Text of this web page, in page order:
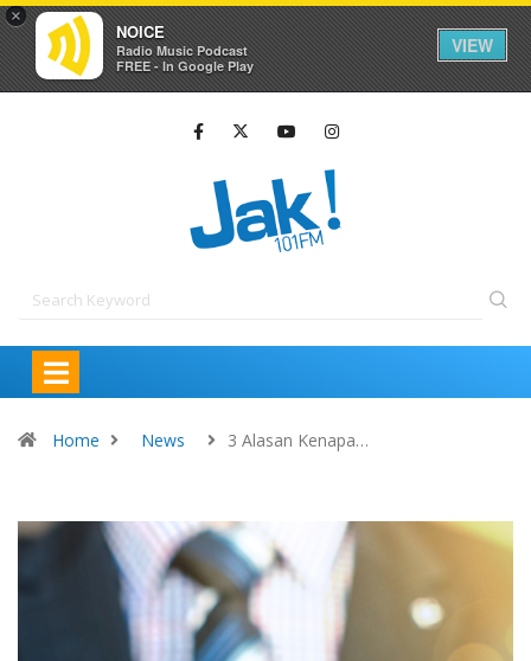
×
NOICE
Radio Music Podcast
FREE - In Google Play
VIEW
Home News 3 Alasan Kenapa…